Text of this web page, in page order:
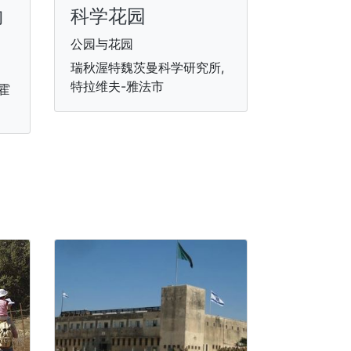
科学花园
公园与花园
瑞秋渥特魏茨曼科学研究所,
特拉维夫-雅法市